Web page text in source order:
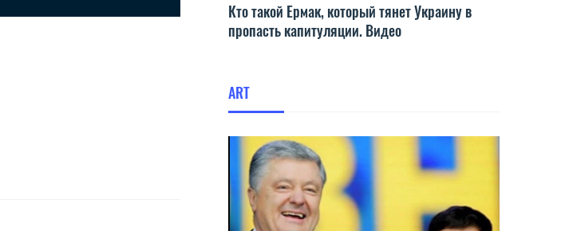
Кто такой Ермак, который тянет Украину в
пропасть капитуляции. Видео
ART